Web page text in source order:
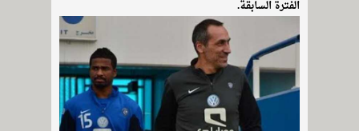
الفترة السابقة.